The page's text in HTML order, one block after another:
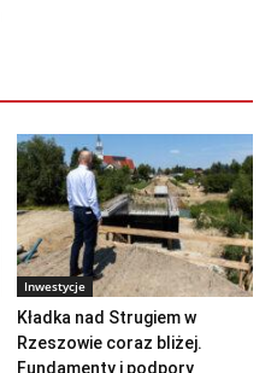
Inwestycje
Kładka nad Strugiem w
Rzeszowie coraz bliżej.
Fundamenty i podpory